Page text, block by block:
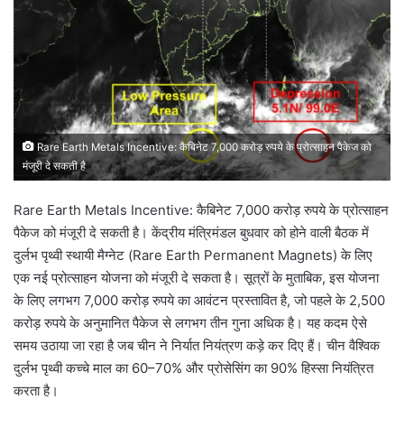
Rare Earth Metals Incentive: कैबिनेट 7,000 करोड़ रुपये के प्रोत्साहन पैकेज को
मंजूरी दे सकती है
Rare Earth Metals Incentive: कैबिनेट 7,000 करोड़ रुपये के प्रोत्साहन
पैकेज को मंजूरी दे सकती है। केंद्रीय मंत्रिमंडल बुधवार को होने वाली बैठक में
दुर्लभ पृथ्वी स्थायी मैग्नेट (Rare Earth Permanent Magnets) के लिए
एक नई प्रोत्साहन योजना को मंजूरी दे सकता है। सूत्रों के मुताबिक, इस योजना
के लिए लगभग 7,000 करोड़ रुपये का आवंटन प्रस्तावित है, जो पहले के 2,500
करोड़ रुपये के अनुमानित पैकेज से लगभग तीन गुना अधिक है। यह कदम ऐसे
समय उठाया जा रहा है जब चीन ने निर्यात नियंत्रण कड़े कर दिए हैं। चीन वैश्विक
दुर्लभ पृथ्वी कच्चे माल का 60–70% और प्रोसेसिंग का 90% हिस्सा नियंत्रित
करता है।